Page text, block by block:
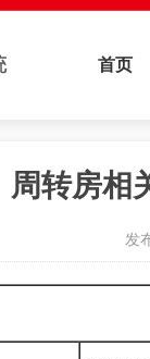
首页
周转房相
发